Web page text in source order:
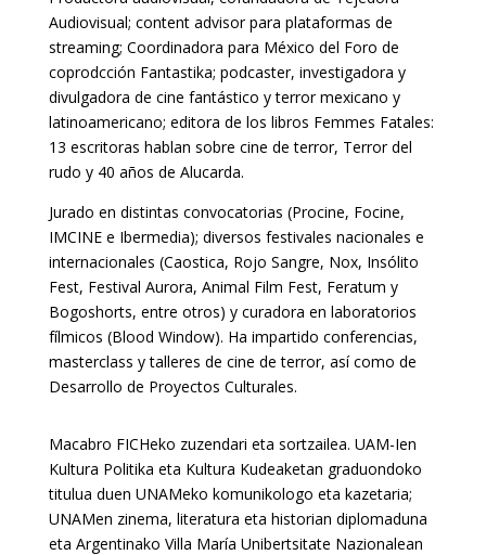
Audiovisual; content advisor para plataformas de
streaming; Coordinadora para México del Foro de
coprodcción Fantastika; podcaster, investigadora y
divulgadora de cine fantástico y terror mexicano y
latinoamericano; editora de los libros Femmes Fatales:
13 escritoras hablan sobre cine de terror, Terror del
rudo y 40 años de Alucarda.
Jurado en distintas convocatorias (Procine, Focine,
IMCINE e Ibermedia); diversos festivales nacionales e
internacionales (Caostica, Rojo Sangre, Nox, Insólito
Fest, Festival Aurora, Animal Film Fest, Feratum y
Bogoshorts, entre otros) y curadora en laboratorios
fílmicos (Blood Window). Ha impartido conferencias,
masterclass y talleres de cine de terror, así como de
Desarrollo de Proyectos Culturales.
Macabro FICHeko zuzendari eta sortzailea. UAM-Ien
Kultura Politika eta Kultura Kudeaketan graduondoko
titulua duen UNAMeko komunikologo eta kazetaria;
UNAMen zinema, literatura eta historian diplomaduna
eta Argentinako Villa María Unibertsitate Nazionalean